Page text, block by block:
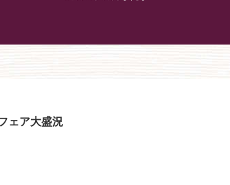
ェア大盛況